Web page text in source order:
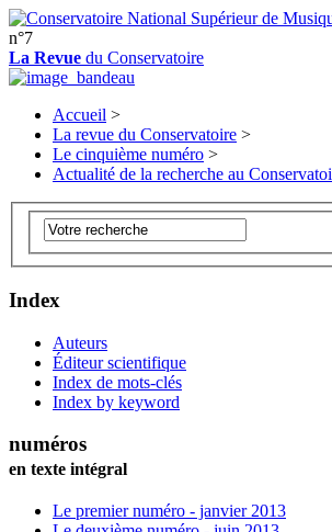
n°7
La Revue du Conservatoire
Accueil >
La revue du Conservatoire >
Le cinquième numéro >
Actualité de la recherche au
Index
Auteurs
Éditeur scientifique
Index de mots-clés
Index by keyword
numéros
en texte intégral
Le premier numéro - janvier 2013